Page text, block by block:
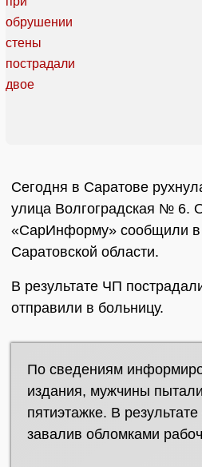
Сегодня в Саратове
улица Волгоградская № 6.
«СарИнформу» сообщили в
Саратовской области.
В результате ЧП
отправили в больницу.
По сведениям
издания, мужчины
пятиэтажке. В
завалив обломками